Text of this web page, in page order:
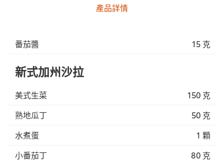
產品詳情
番茄醬 15 克
新式加州沙拉
美式生菜
150 克
熟地瓜丁
50 克
水煮蛋
1 顆
小番茄丁
80 克